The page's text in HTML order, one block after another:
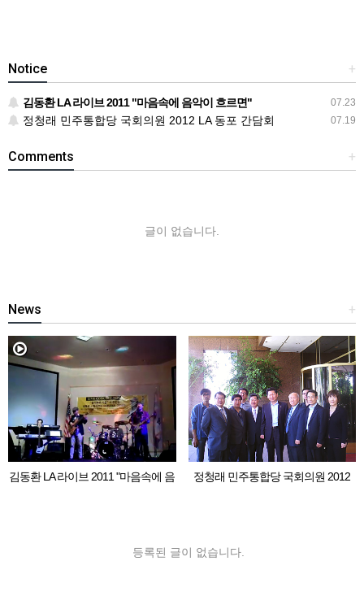
+
Notice
07.23
김동환 LA 라이브 2011 "마음속에 음악이 흐르면"
07.19
정청래 민주통합당 국회의원 2012 LA 동포 간담회
+
Comments
글이 없습니다.
+
News
김동환 LA 라이브 2011 "마음속에 음
정청래 민주통합당 국회의원 2012
등록된 글이 없습니다.